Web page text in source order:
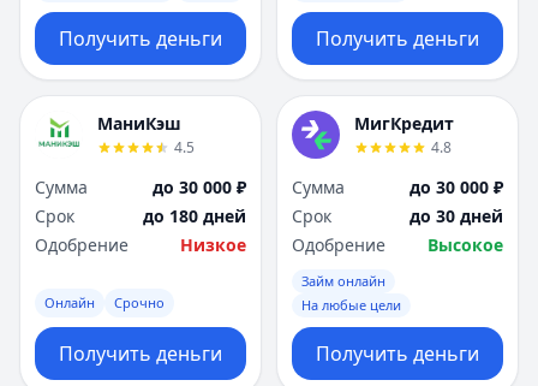
Получить деньги Получить деньги
МаниКэш
4.5
Сумма
до 30 000 ₽
Срок
до 180 дней
Одобрение
Низкое
Онлайн Срочно
Получить деньги
МигКредит
4.8
Сумма
до 30 000 ₽
Срок
до 30 дней
Одобрение
Высокое
Займ онлайн
На любые цели
Получить деньги